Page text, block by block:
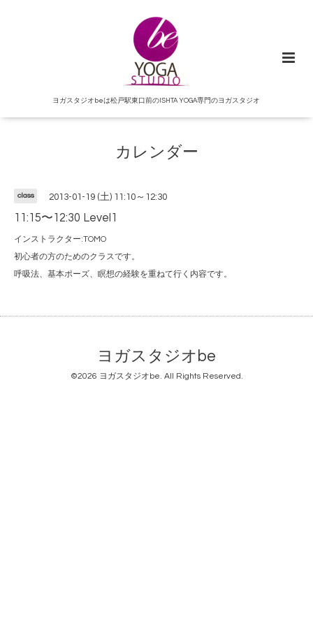
ヨガスタジオbeは松戸駅東口前のISHTA YOGA専門のヨガスタジオ
カレンダー
class 2013-01-19 (土) 11:10～12:30
11:15〜12:30 Level1
インストラクター:TOMO
初心者の方のためのクラスです。
呼吸法、基本ポーズ、瞑想の経験を重ねて行く内容です。
ヨガスタジオbe
©2026 ヨガスタジオbe. All Rights Reserved.